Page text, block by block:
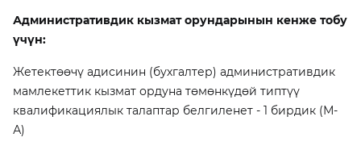
Административдик кызмат орундарынын кенже тобу
үчүн:
Жетектөөчү адисинин (бухгалтер) административдик
мамлекеттик кызмат ордуна төмөнкүдөй типтүү
квалификациялык талаптар белгиленет - 1 бирдик (М-
А)